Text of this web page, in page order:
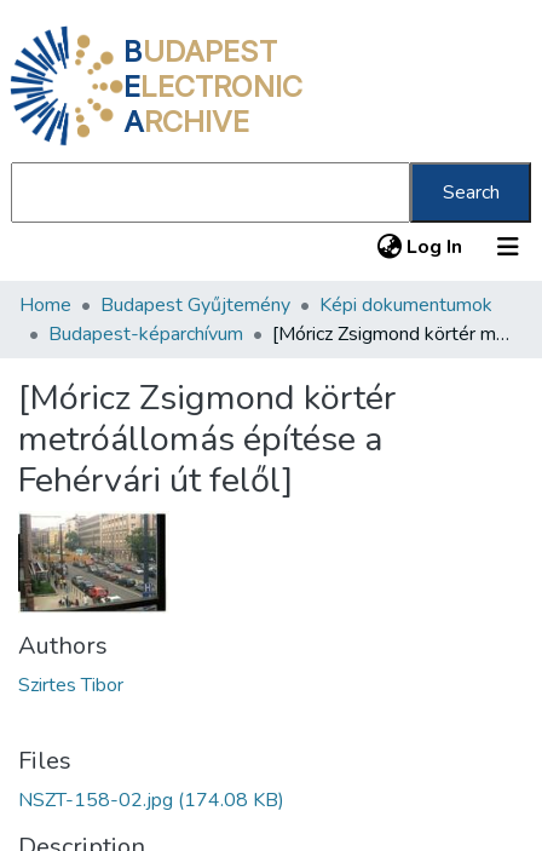
BUDAPEST
ELECTRONIC
ARCHIVE
Search
Log In (current)
Communities & Collections
Statistics
About us
Home Budapest Gyűjtemény
Képi dokumentumok
Budapest-képarchívum
[Móricz Zsigmond körtér metróállomás építése a Fehérvári út felől]
[Móricz Zsigmond körtér
metróállomás építése a
Fehérvári út felől]
Authors
Szirtes Tibor
Files
NSZT-158-02.jpg (174.08 KB)